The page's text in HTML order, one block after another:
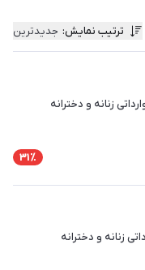
ترتیب نمایش: جدیدترین
زنانه و دخترانه
31٪
زنانه و دخترانه